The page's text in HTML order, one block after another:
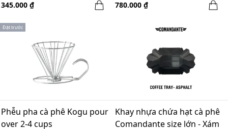
345.000 ₫ 780.000 ₫
Đặt trước
Phễu pha cà phê Kogu pour
over 2-4 cups
Khay nhựa chứa hạt cà phê
Comandante size lớn - Xám